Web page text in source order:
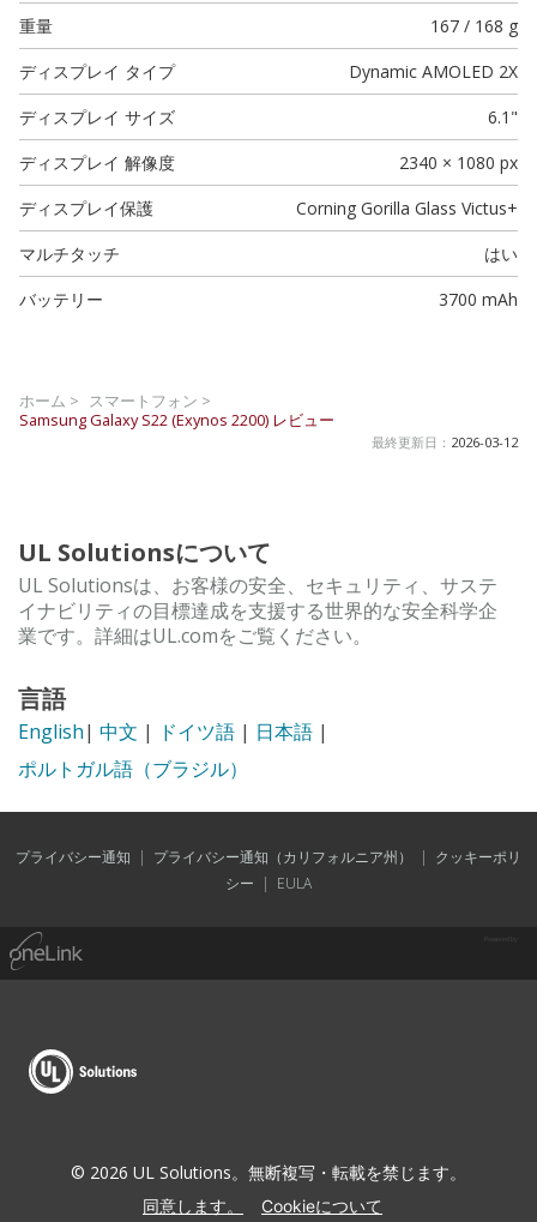
重量
167 / 168 g
ディスプレイ タイプ
Dynamic AMOLED 2X
ディスプレイ サイズ
6.1"
ディスプレイ 解像度
2340 × 1080 px
ディスプレイ保護
Corning Gorilla Glass Victus+
マルチタッチ
はい
バッテリー
3700 mAh
ホーム >
スマートフォン >
Samsung Galaxy S22 (Exynos 2200) レビュー
最終更新日： 2026-03-12
UL Solutionsについて
UL Solutionsは、お客様の安全、セキュリティ、サステ
イナビリティの目標達成を支援する世界的な安全科学企
業です。詳細はUL.comをご覧ください。
言語
English| 中文 | ドイツ語 | 日本語 |
ポルトガル語（ブラジル）
プライバシー通知 | プライバシー通知（カリフォルニア州） | クッキーポリ
シー | EULA
© 2026 UL Solutions。無断複写・転載を禁じます。
同意します。 Cookieについて